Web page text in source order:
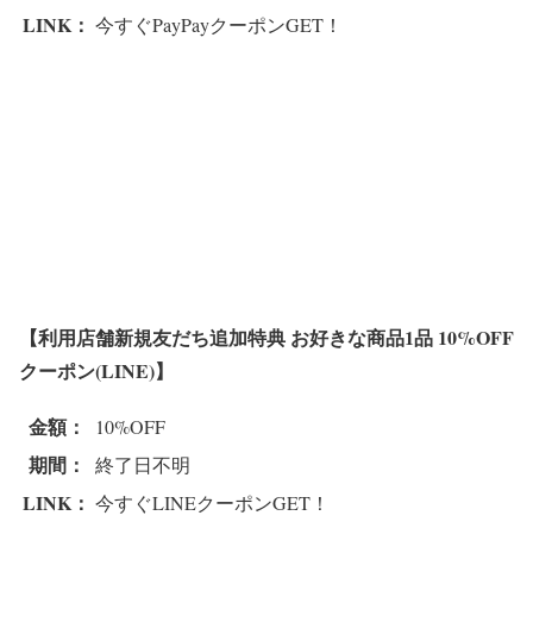
LINK： 今すぐPayPayクーポンGET！
【利用店舗新規友だち追加特典 お好きな商品1品 10%OFF
クーポン(LINE)】
金額： 10%OFF
期間： 終了日不明
LINK： 今すぐLINEクーポンGET！